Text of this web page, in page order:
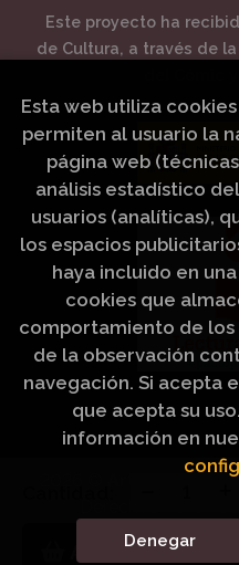
Añadir a mi
Este proyecto ha
de Cultura, a través de
Artículos
Esta web utiliza
permiten al usuario la
página web
análisis estadístico
usuarios (analíticas),
los espacios
haya incluido en
cookies que
comportamiento de los
de la observación
navegación. Si acepta
que acepta su
información en
Denegar